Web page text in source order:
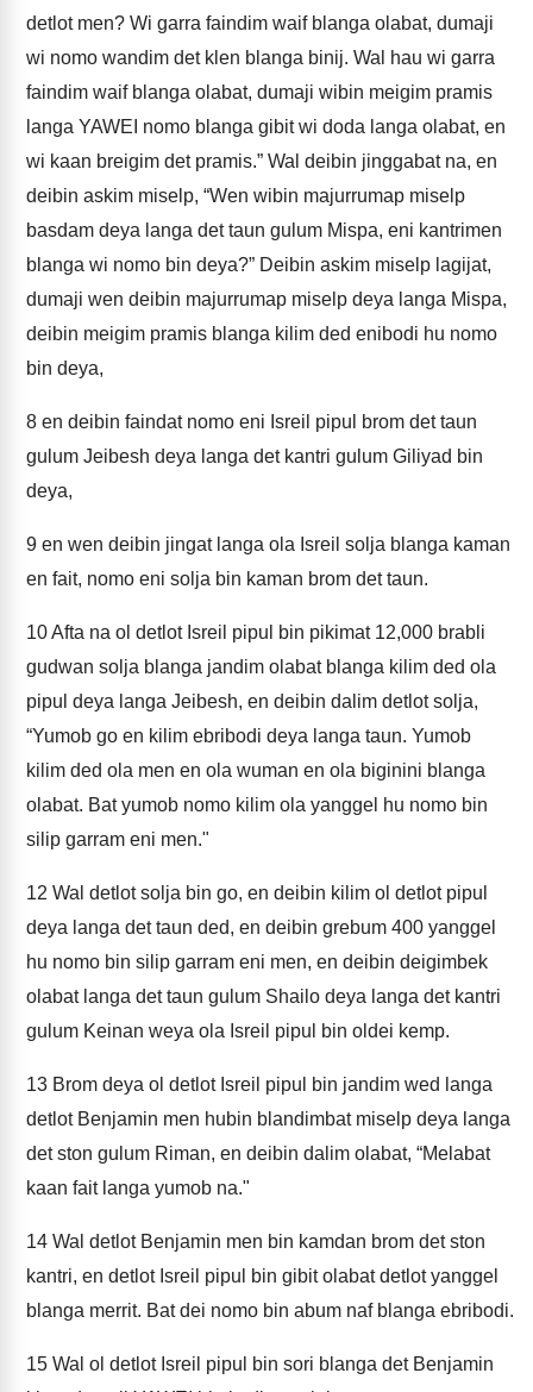
detlot men? Wi garra faindim waif blanga olabat, dumaji
wi nomo wandim det klen blanga binij. Wal hau wi garra
faindim waif blanga olabat, dumaji wibin meigim pramis
langa YAWEI nomo blanga gibit wi doda langa olabat, en
wi kaan breigim det pramis.” Wal deibin jinggabat na, en
deibin askim miselp, “Wen wibin majurrumap miselp
basdam deya langa det taun gulum Mispa, eni kantrimen
blanga wi nomo bin deya?” Deibin askim miselp lagijat,
dumaji wen deibin majurrumap miselp deya langa Mispa,
deibin meigim pramis blanga kilim ded enibodi hu nomo
bin deya,
8 en deibin faindat nomo eni Isreil pipul brom det taun
gulum Jeibesh deya langa det kantri gulum Giliyad bin
deya,
9 en wen deibin jingat langa ola Isreil solja blanga kaman
en fait, nomo eni solja bin kaman brom det taun.
10Afta na ol detlot Isreil pipul bin pikimat 12,000 brabli
gudwan solja blanga jandim olabat blanga kilim ded ola
pipul deya langa Jeibesh, en deibin dalim detlot solja,
“Yumob go en kilim ebribodi deya langa taun. Yumob
kilim ded ola men en ola wuman en ola biginini blanga
olabat. Bat yumob nomo kilim ola yanggel hu nomo bin
silip garram eni men."
12 Wal detlot solja bin go, en deibin kilim ol detlot pipul
deya langa det taun ded, en deibin grebum 400 yanggel
hu nomo bin silip garram eni men, en deibin deigimbek
olabat langa det taun gulum Shailo deya langa det kantri
gulum Keinan weya ola Isreil pipul bin oldei kemp.
13 Brom deya ol detlot Isreil pipul bin jandim wed langa
detlot Benjamin men hubin blandimbat miselp deya langa
det ston gulum Riman, en deibin dalim olabat, “Melabat
kaan fait langa yumob na."
14 Wal detlot Benjamin men bin kamdan brom det ston
kantri, en detlot Isreil pipul bin gibit olabat detlot yanggel
blanga merrit. Bat dei nomo bin abum naf blanga ebribodi.
15 Wal ol detlot Isreil pipul bin sori blanga det Benjamin